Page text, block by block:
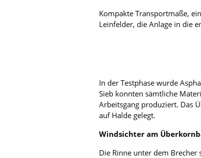
Kompakte Transportmaße,
Leinfelder, die Anlage in die
In der Testphase wurde
Sieb konnten sämtliche
Arbeitsgang produziert. Das
auf Halde gelegt.
Windsichter am
Die Rinne unter dem